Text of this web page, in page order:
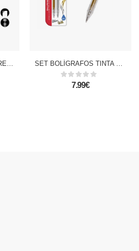
PACK 2 PEGATINAS PARED 83X51CM SURT ANIMALES SET BOLÍGRAFOS TINTA GEL DORADO Y PLATEADO
7.99€